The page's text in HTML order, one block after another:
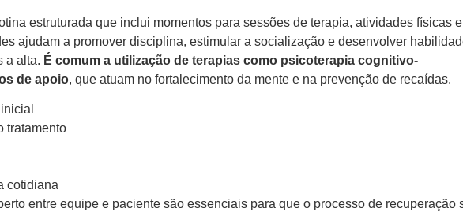
estruturada que inclui momentos para sessões de terapia, atividades físicas e
ajudam a promover disciplina, estimular a socialização e desenvolver
a alta. É comum a utilização de terapias como psicoterapia cognitivo-
de apoio, que atuam no fortalecimento da mente e na prevenção de recaídas.
tratamento
cotidiana
entre equipe e paciente são essenciais para que o processo de recuperação